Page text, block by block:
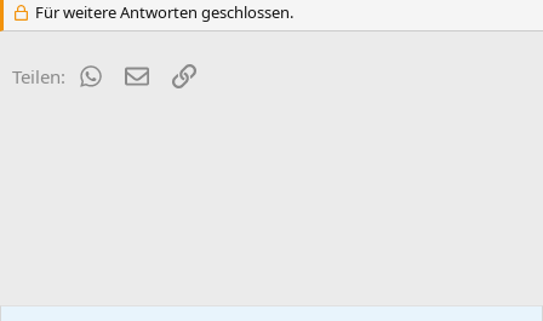
Für weitere Antworten geschlossen.
Teilen: WhatsApp
E-MailLink